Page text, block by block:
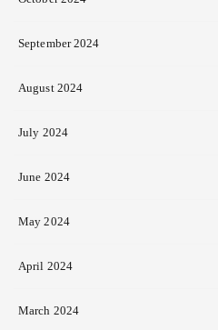
September 2024
August 2024
July 2024
June 2024
May 2024
April 2024
March 2024